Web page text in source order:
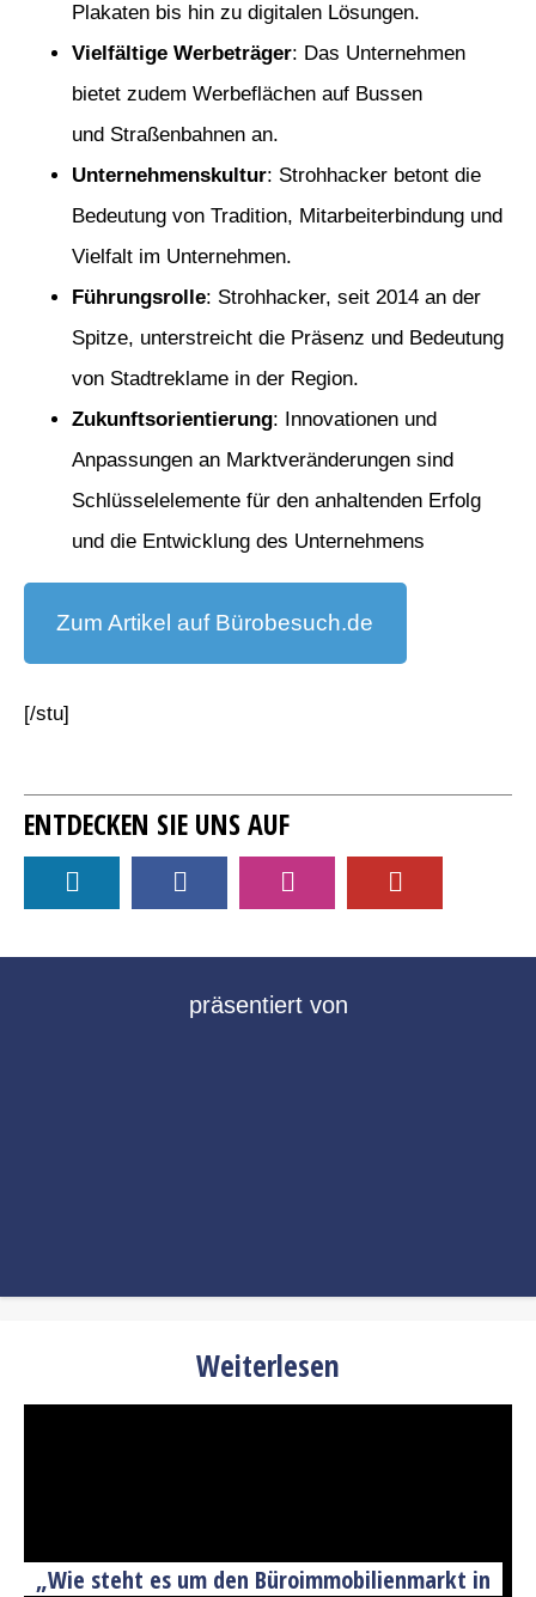
Plakaten bis hin zu digitalen Lösungen.
Vielfältige Werbeträger: Das Unternehmen
bietet zudem Werbeflächen auf Bussen
und Straßenbahnen an.
Unternehmenskultur: Strohhacker betont die
Bedeutung von Tradition, Mitarbeiterbindung und
Vielfalt im Unternehmen.
Führungsrolle: Strohhacker, seit 2014 an der
Spitze, unterstreicht die Präsenz und Bedeutung
von Stadtreklame in der Region.
Zukunftsorientierung: Innovationen und
Anpassungen an Marktveränderungen sind
Schlüsselelemente für den anhaltenden Erfolg
und die Entwicklung des Unternehmens
Zum Artikel auf Bürobesuch.de
[/stu]
ENTDECKEN SIE UNS AUF
präsentiert von
Weiterlesen
„Wie steht es um den Büroimmobilienmarkt in